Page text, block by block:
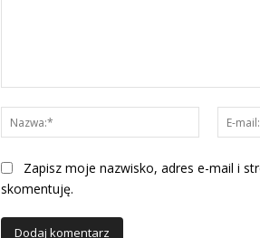
Nazwa:*
Zapisz moje nazwisko, adres e-mail i
skomentuję.